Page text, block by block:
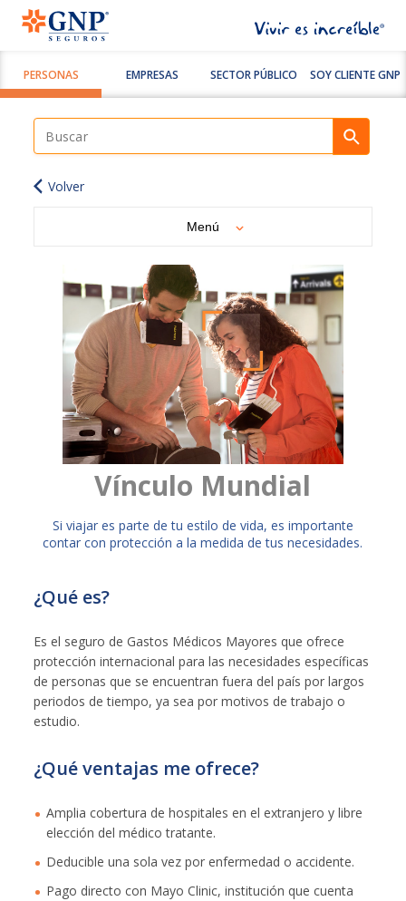
PERSONAS EMPRESAS SECTOR PÚBLICO SOY CLIENTE GNP
Volver
Menú
Vínculo Mundial
​Si viajar es parte de tu estilo de vida, es importante
contar con protección a la medida de tus necesidades.
¿Qué es?
Es el seguro de Gastos Médicos Mayores que ofrece
protección internacional para las necesidades específicas
de personas que se encuentran fuera del país por largos
periodos de tiempo, ya sea por motivos de trabajo o
estudio.
¿Qué ventajas me ofrece?
Amplia cobertura de hospitales en el extranjero y libre
elección del médico tratante.
Deducible una sola vez por enfermedad o accidente.
Pago directo con Mayo Clinic, institución que cuenta